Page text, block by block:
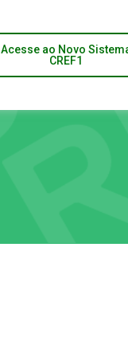
Acesse ao Novo
CREF1